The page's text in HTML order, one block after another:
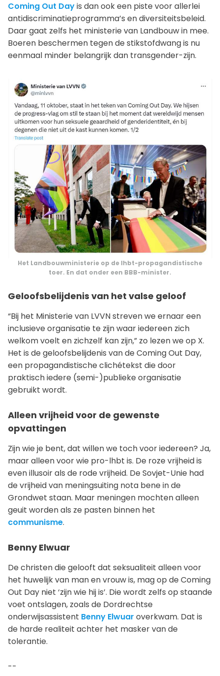
Coming Out Dayis dan ook een piste voor allerlei
antidiscriminatieprogramma’s en diversiteitsbeleid.
Daar gaat zelfs het ministerie van Landbouw in mee.
Boeren beschermen tegen de stikstofdwang is nu
eenmaal minder belangrijk dan transgender-zijn.
Het Landbouwministerie op de lhbt-propagandistische
toer. En dat onder een BBB-minister.
Geloofsbelijdenis van het valse geloof
“Bij het Ministerie van LVVN streven we ernaar een
inclusieve organisatie te zijn waar iedereen zich
welkom voelt en zichzelf kan zijn,” zo lezen we op X.
Het is de geloofsbelijdenis van de Coming Out Day,
een propagandistische clichétekst die door
praktisch iedere (semi-)publieke organisatie
gebruikt wordt.
Alleen vrijheid voor de gewenste
opvattingen
Zijn wie je bent, dat willen we toch voor iedereen? Ja,
maar alleen voor wie pro-lhbt is. De roze vrijheid is
even illusoir als de rode vrijheid. De Sovjet-Unie had
de vrijheid van meningsuiting nota bene in de
Grondwet staan. Maar meningen mochten alleen
geuit worden als ze pasten binnen het
communisme.
Benny Elwuar
De christen die gelooft dat seksualiteit alleen voor
het huwelijk van man en vrouw is, mag op de Coming
Out Day niet ‘zijn wie hij is’. Die wordt zelfs op staande
voet ontslagen, zoals de Dordrechtse
onderwijsassistent Benny Elwuar overkwam. Dat is
de harde realiteit achter het masker van de
tolerantie.
--